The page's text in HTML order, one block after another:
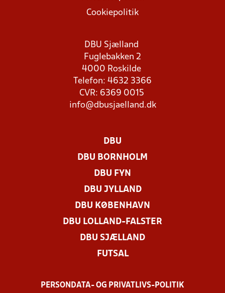
Cookiepolitik
DBU Sjælland
Fuglebakken 2
4000 Roskilde
Telefon: 4632 3366
CVR: 6369 0015
info@dbusjaelland.dk
DBU
DBU BORNHOLM
DBU FYN
DBU JYLLAND
DBU KØBENHAVN
DBU LOLLAND-FALSTER
DBU SJÆLLAND
FUTSAL
PERSONDATA- OG PRIVATLIVS-POLITIK